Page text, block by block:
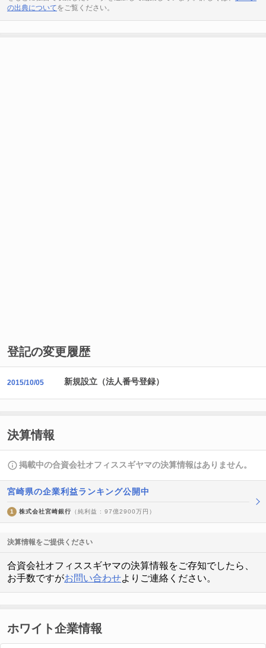
の出典についてをご覧ください。
登記の変更履歴
2015/10/05 新規設立（法人番号登録）
決算情報
掲載中の合資会社オフィススギヤマの決算情報はありません。
宮崎県の企業利益ランキング公開中
1 株式会社宮崎銀行 （純利益 : 97億2900万円）
決算情報をご提供ください
合資会社オフィススギヤマの決算情報をご存知でしたら、
お手数ですがお問い合わせよりご連絡ください。
ホワイト企業情報